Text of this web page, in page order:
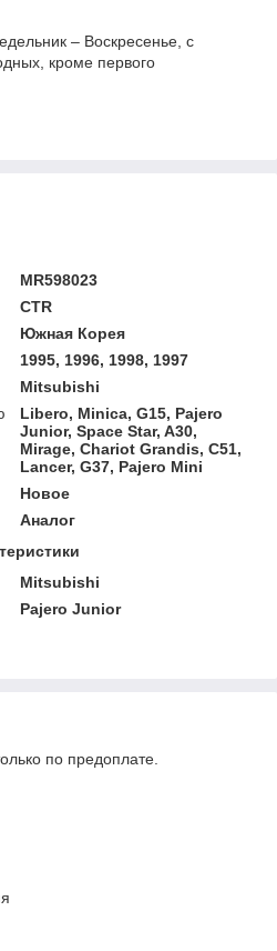
– Воскресенье, с
кроме первого
MR598023
CTR
Южная Корея
1995, 1996, 1998, 1997
Mitsubishi
Libero, Minica, G15, Pajero
Junior, Space Star, A30,
Mirage, Chariot Grandis, C51,
Lancer, G37, Pajero Mini
Новое
Аналог
Mitsubishi
Pajero Junior
по предоплате.